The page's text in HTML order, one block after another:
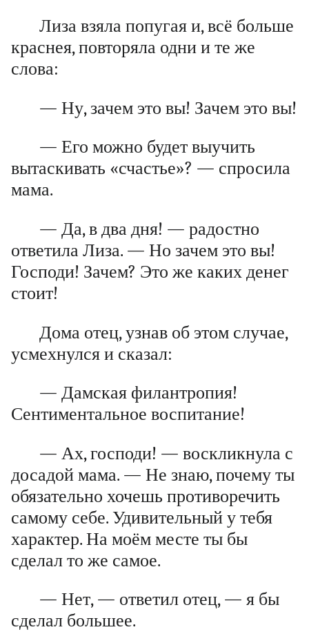
Лиза взяла попугая и, всё больше
краснея, повторяла одни и те же
слова:
— Ну, зачем это вы! Зачем это вы!
— Его можно будет выучить
вытаскивать «счастье»? — спросила
мама.
— Да, в два дня! — радостно
ответила Лиза. — Но зачем это вы!
Господи! Зачем? Это же каких денег
стоит!
Дома отец, узнав об этом случае,
усмехнулся и сказал:
— Дамская филантропия!
Сентиментальное воспитание!
— Ах, господи! — воскликнула с
досадой мама. — Не знаю, почему ты
обязательно хочешь противоречить
самому себе. Удивительный у тебя
характер. На моём месте ты бы
сделал то же самое.
— Нет, — ответил отец, — я бы
сделал большее.